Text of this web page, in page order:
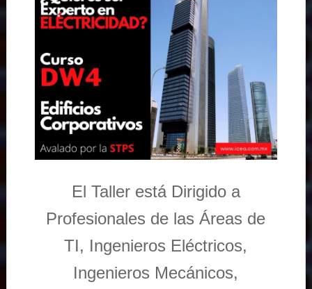
El Taller está Dirigido a
Profesionales de las Áreas de
TI, Ingenieros Eléctricos,
Ingenieros Mecánicos,